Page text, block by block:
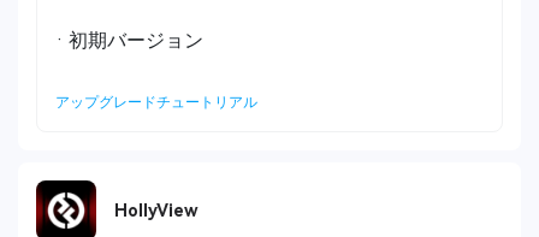
· 初期バージョン
アップグレードチュートリアル
HollyView